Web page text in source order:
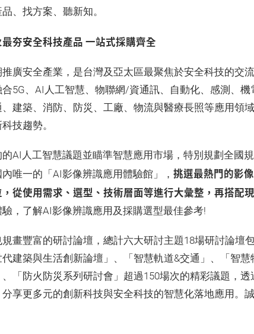
、找方案、聽新知。
夯安全科技產品 一站式採購齊全
廣安全產業，是台灣及亞太區最聚焦於安全科技的交
5G、AI人工智慧、物聯網/資通訊、自動化、感測、
建築、消防、防災、工廠、物流與醫療長照等應用領
技趨勢。
AI人工智慧議題並瞄準智慧應用市場，特別規劃全國
唯一的「AI影像辨識應用體驗館」， 挑選最熱門的影
從使用需求、選型、技術層面等進行大彙整，再搭配
，了解AI影像辨識應用及採購選型最佳參考!
規畫豐富的研討論壇，總計六大研討主題18場研討論壇
建築與生活創新論壇」、「智慧軌道&交通」、「智
「防火防災系列研討會」超過150場次的精彩議題，
享更多元的創新科技與安全科技的智慧化落地應用。